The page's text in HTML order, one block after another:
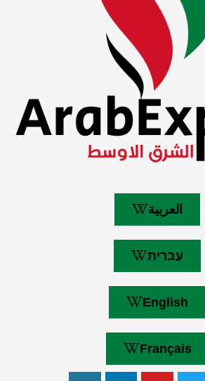
العربية
עברית
English
Français